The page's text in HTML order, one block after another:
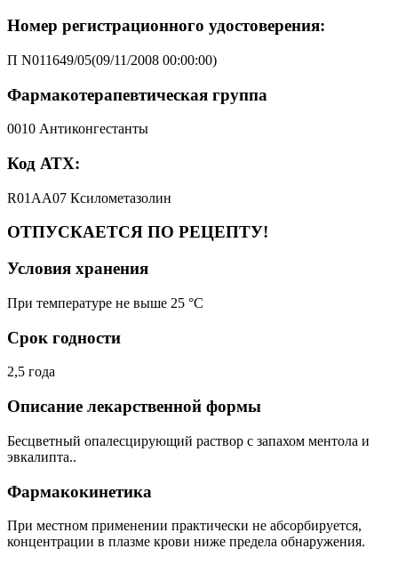
Номер регистрационного удостоверения:
П N011649/05(09/11/2008 00:00:00)
Фармакотерапевтическая группа
0010 Антиконгестанты
Код АТХ:
R01AA07 Ксилометазолин
ОТПУСКАЕТСЯ ПО РЕЦЕПТУ!
Условия хранения
При температуре не выше 25 °C
Срок годности
2,5 года
Описание лекарственной формы
Бесцветный опалесцирующий раствор с запахом ментола и
эвкалипта..
Фармакокинетика
При местном применении практически не абсорбируется,
концентрации в плазме крови ниже предела обнаружения.